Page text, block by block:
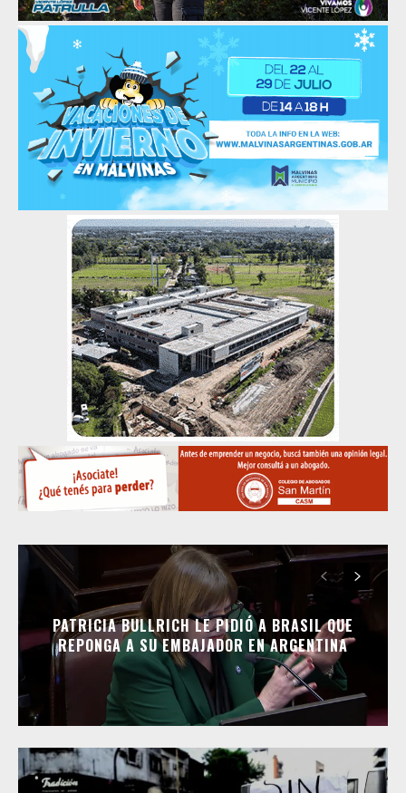
PATRICIA BULLRICH LE PIDIÓ A BRASIL QUE
REPONGA A SU EMBAJADOR EN ARGENTINA